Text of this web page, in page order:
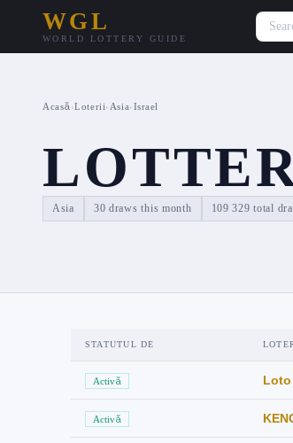
WGL
WORLD LOTTERY GUIDE
Acasă ›Loterii› Asia›Israel
Asia 30 draws this month 109 329 total
STATUTUL DE
Activă Loto
Activă